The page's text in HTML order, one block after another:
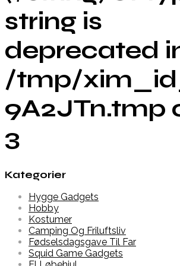
string is
deprecated
/tmp/
9A2JTn.tmp
3
Kategorier
Hygge Gadgets
Hobby
Kostumer
Camping Og Friluftsliv
Fødselsdagsgave Til Far
Squid Game Gadgets